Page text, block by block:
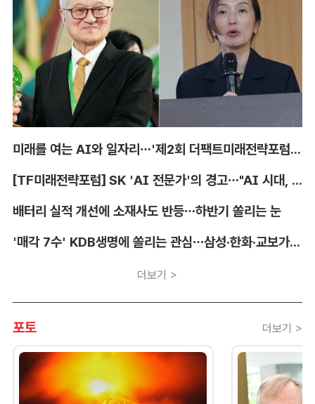
미래를 여는 AI와 일자리…'제2회 더팩트미래전략포럼' 참가 신청
[TF미래전략포럼] SK 'AI 전문가'의 경고…"AI 시대, 인재 격차 더 커진다"
배터리 실적 개선에 소재사도 반등…하반기 쏠리는 눈
'매각 7수' KDB생명에 쏠리는 관심…삼성·한화·교보가 주목하는 이유
더보기 >
포토 더보기 >